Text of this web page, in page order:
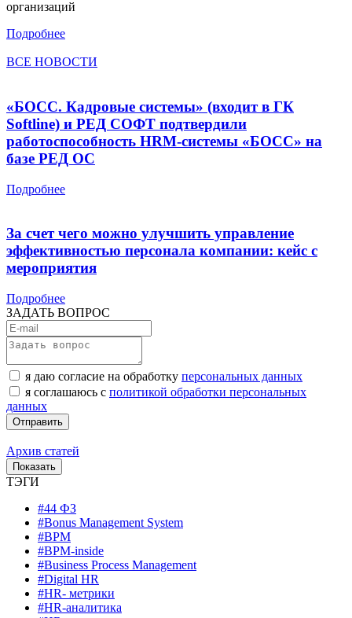
организаций
Подробнее
ВСЕ НОВОСТИ
«БОСС. Кадровые системы» (входит в ГК
Softline) и РЕД СОФТ подтвердили
работоспособность HRM-системы «БОСС» на
базе РЕД ОС
Подробнее
За счет чего можно улучшить управление
эффективностью персонала компании: кейс с
мероприятия
Подробнее
ЗАДАТЬ ВОПРОС
я даю согласие на обработку персональных данных
я соглашаюсь с политикой обработки персональных
данных
Архив статей
ТЭГИ
#44 ФЗ
#Bonus Management System
#BPM
#BPM-inside
#Business Process Management
#Digital HR
#HR- метрики
#HR-аналитика